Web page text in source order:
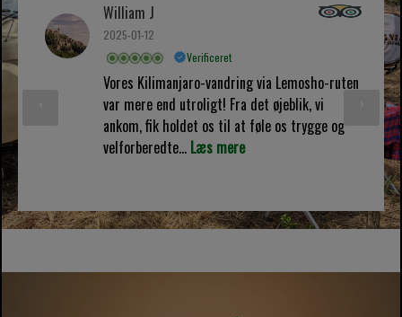
William J
2025-01-12
Verificeret
Vores Kilimanjaro-vandring via Lemosho-ruten
var mere end utroligt! Fra det øjeblik, vi
ankom, fik holdet os til at føle os trygge og
velforberedte... Læs mere